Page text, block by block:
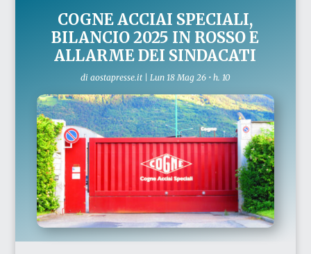
COGNE ACCIAI SPECIALI,
BILANCIO 2025 IN ROSSO E
ALLARME DEI SINDACATI
di aostapresse.it| Lun 18 Mag 26 • h. 10